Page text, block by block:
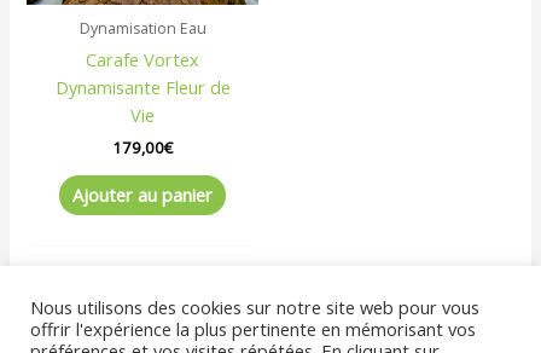
Dynamisation Eau
Carafe Vortex
Dynamisante Fleur de
Vie
179,00€
Ajouter au panier
Nous utilisons des cookies sur notre site web pour vous
offrir l'expérience la plus pertinente en mémorisant vos